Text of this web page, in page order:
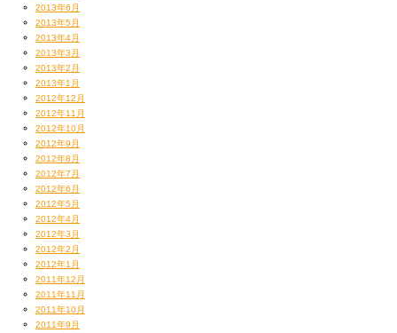
2013年6月
2013年5月
2013年4月
2013年3月
2013年2月
2013年1月
2012年12月
2012年11月
2012年10月
2012年9月
2012年8月
2012年7月
2012年6月
2012年5月
2012年4月
2012年3月
2012年2月
2012年1月
2011年12月
2011年11月
2011年10月
2011年9月